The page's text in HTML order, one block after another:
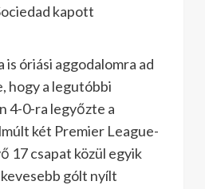
kapott
is óriási aggodalomra ad
hogy a legutóbbi
4-0-ra legyőzte a
két Premier League-
17 csapat közül egyik
gólt nyílt